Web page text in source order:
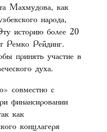
Махмудова, как
народа,
историю более 20
Ремко Рейдинг.
принять участие в
духа.
совместно с
финансировании
как
концлагеря